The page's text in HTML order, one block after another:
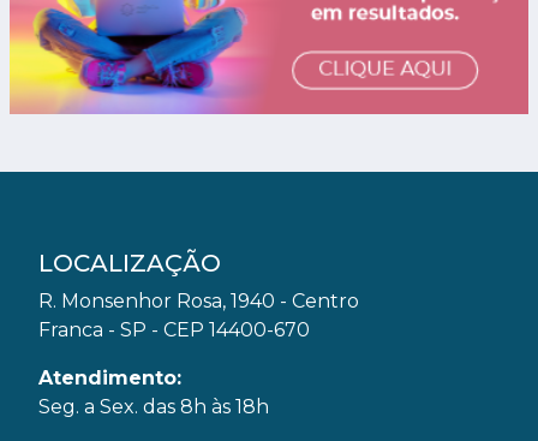
LOCALIZAÇÃO
R. Monsenhor Rosa, 1940 - Centro
Franca - SP - CEP 14400-670
Atendimento:
Seg. a Sex. das 8h às 18h